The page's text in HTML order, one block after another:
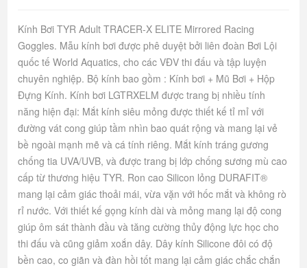
Kính Bơi TYR Adult TRACER-X ELITE Mirrored Racing
Goggles. Mẫu kính bơi được phê duyệt bởi liên đoàn Bơi Lội
quốc tế World Aquatics, cho các VĐV thi đấu và tập luyện
chuyên nghiệp. Bộ kính bao gồm : Kính bơi + Mũ Bơi + Hộp
Đựng Kính. Kính bơi LGTRXELM được trang bị nhiều tính
năng hiện đại: Mắt kính siêu mỏng được thiết kế tỉ mỉ với
đường vát cong giúp tầm nhìn bao quát rộng và mang lại vẻ
bề ngoài mạnh mẽ và cá tính riêng. Mắt kính tráng gương
chống tia UVA/UVB, và được trang bị lớp chống sương mù cao
cấp từ thương hiệu TYR. Ron cao Silicon lỏng DURAFIT®
mang lại cảm giác thoải mái, vừa vặn với hốc mắt và không rò
rỉ nước. Với thiết kế gọng kính dài và mỏng mang lại độ cong
giúp ôm sát thành đầu và tăng cường thủy động lực học cho
thi đấu và cũng giảm xoắn dây. Dây kính Silicone đôi có độ
bền cao, co giãn và đàn hồi tốt mang lại cảm giác chắc chắn